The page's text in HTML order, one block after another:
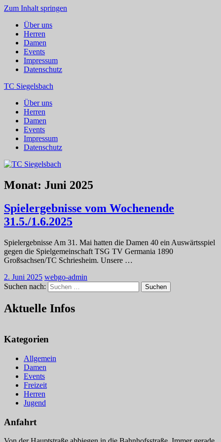
Zum Inhalt springen
Über uns
Herren
Damen
Events
Impressum
Datenschutz
TC Siegelsbach
Über uns
Herren
Damen
Events
Impressum
Datenschutz
Monat: Juni 2025
Spielergebnisse vom Wochenende
31.5./1.6.2025
Spielergebnisse Am 31. Mai hatten die Damen 40 ein Auswärtsspiel
gegen die Spielgemeinschaft TSG TV Germania 1890
Großsachsen/TC Schriesheim. Unsere …
2. Juni 2025 webgo-admin
Suchen nach:
Suchen
Aktuelle Infos
Kategorien
Allgemein
Damen
Events
Freizeit
Herren
Jugend
Anfahrt